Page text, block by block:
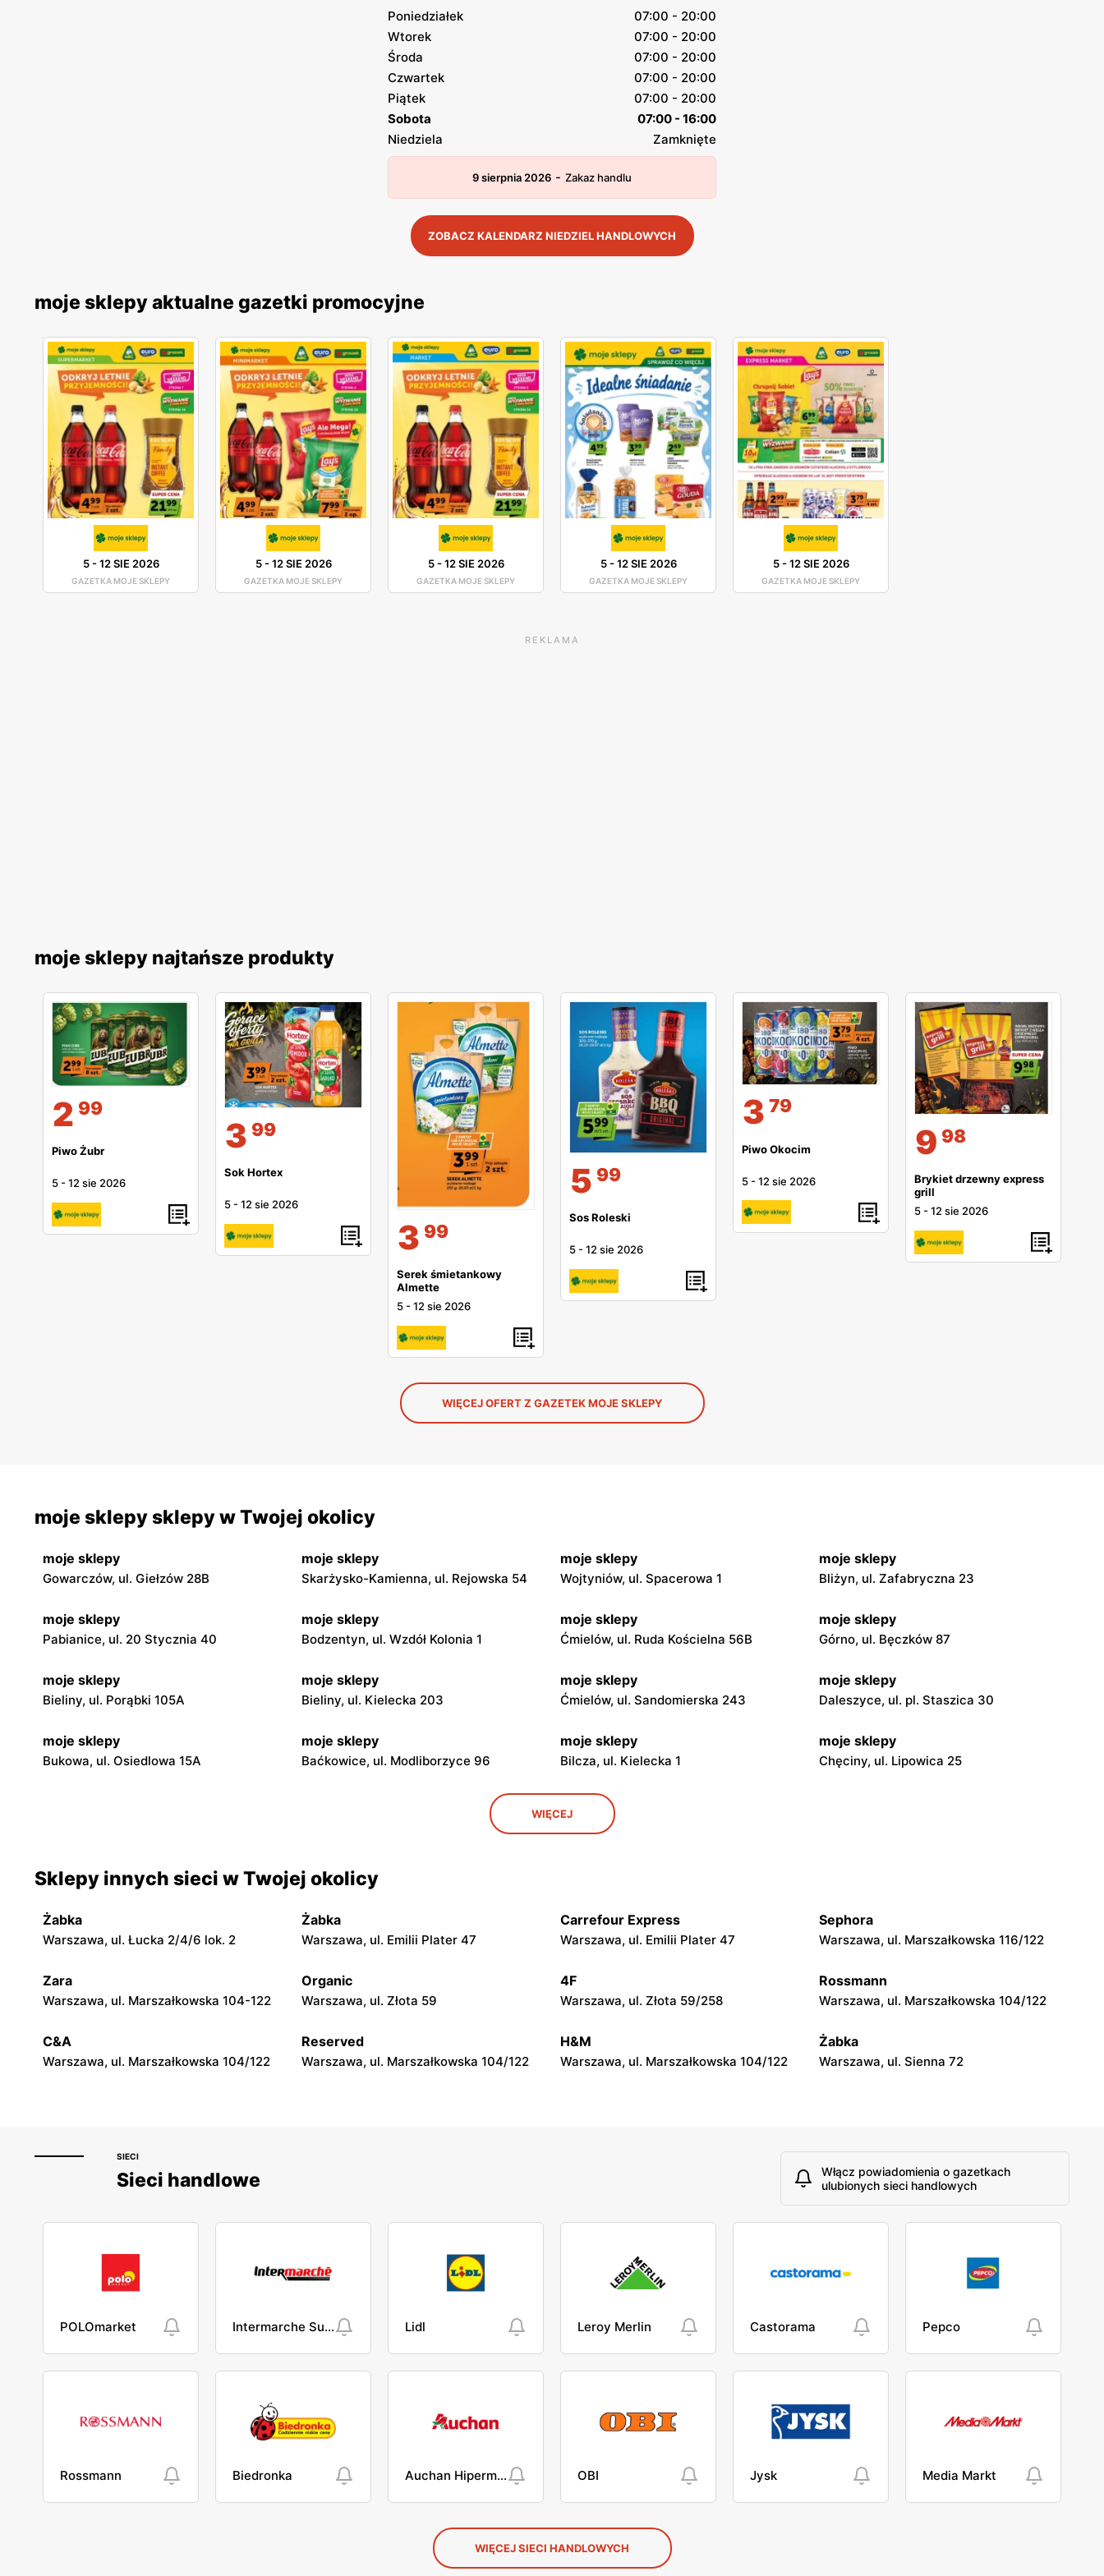
Poniedziałek
07:00 - 20:00
Wtorek
07:00 - 20:00
Środa
07:00 - 20:00
Czwartek
07:00 - 20:00
Piątek
07:00 - 20:00
Sobota
07:00 - 16:00
Niedziela
Zamknięte
9 sierpnia 2026 - Zakaz handlu
ZOBACZ KALENDARZ NIEDZIEL HANDLOWYCH
moje sklepy aktualne gazetki promocyjne
5-12 SIE 2026
GAZETKA MOJE SKLEPY
5-12 SIE 2026
GAZETKA MOJE SKLEPY
5-12 SIE 2026
GAZETKA MOJE SKLEPY
5-12 SIE 2026
GAZETKA MOJE SKLEPY
5-12 SIE 2026
GAZETKA MOJE SKLEPY
REKLAMA
moje sklepy najtańsze produkty
2 99
Piwo Żubr
5 -12 sie 2026
3 99
Sok Hortex
5 -12 sie 2026
3 99
Serek śmietankowy
Almette
5 -12 sie 2026
5 99
Sos Roleski
5 -12 sie 2026
3 79
Piwo Okocim
5 -12 sie 2026
9 98
Brykiet drzewny express
grill
5 -12 sie 2026
WIĘCEJ OFERT Z GAZETEK MOJE SKLEPY
moje sklepy sklepy w Twojej okolicy
moje sklepy
Gowarczów, ul. Giełzów 28B
moje sklepy
Skarżysko-Kamienna, ul. Rejowska 54
moje sklepy
Wojtyniów, ul. Spacerowa 1
moje sklepy
Bliżyn, ul. Zafabryczna 23
moje sklepy
Pabianice, ul. 20 Stycznia 40
moje sklepy
Bodzentyn, ul. Wzdół Kolonia 1
moje sklepy
Ćmielów, ul. Ruda Kościelna 56B
moje sklepy
Górno, ul. Bęczków 87
moje sklepy
Bieliny, ul. Porąbki 105A
moje sklepy
Bieliny, ul. Kielecka 203
moje sklepy
Ćmielów, ul. Sandomierska 243
moje sklepy
Daleszyce, ul. pl. Staszica 30
moje sklepy
Bukowa, ul. Osiedlowa 15A
moje sklepy
Baćkowice, ul. Modliborzyce 96
moje sklepy
Bilcza, ul. Kielecka 1
moje sklepy
Chęciny, ul. Lipowica 25
moje sklepy
Gorzyce, ul. Szkolna 44
Jadachy, ul. Jadachy 111 Jeżowe, ul. Zalesie 77
moje sklepy
Górki, ul. Górki 71
moje sklepy
Gumniska, ul. Gumniska 157C
moje sklepy
Iwierzyce, ul. Iwierzyce 152A
moje sklepy
Tczew, ul. Franciszka Żwirki 61
moje sklepy
Hyżne, ul. Hyżne 100
moje sklepy
Jarosław, ul. Pełkińska 147
moje sklepy
Niebylec, ul. Niebylec 139
moje sklepy
Opole, ul. Grudzicka 45
WIĘCEJ
Sklepy innych sieci w Twojej okolicy
Żabka
Warszawa, ul. Łucka 2/4/6 lok. 2
Żabka
Warszawa, ul. Emilii Plater 47
Carrefour Express
Warszawa, ul. Emilii Plater 47
Sephora
Warszawa, ul. Marszałkowska 116/122
Zara
Warszawa, ul. Marszałkowska 104-122
Organic
Warszawa, ul. Złota 59
4F
Warszawa, ul. Złota 59/258
Rossmann
Warszawa, ul. Marszałkowska 104/122
C&A
Warszawa, ul. Marszałkowska 104/122
Reserved
Warszawa, ul. Marszałkowska 104/122
H&M
Warszawa, ul. Marszałkowska 104/122
Żabka
Warszawa, ul. Sienna 72
SIECI
Sieci handlowe
Włącz powiadomienia o gazetkach
ulubionych sieci handlowych
POLOmarket Intermarche Super Lidl Leroy Merlin Castorama Pepco
Rossmann Biedronka Auchan Hipermarket OBI Jysk Media Markt
WIĘCEJ SIECI HANDLOWYCH